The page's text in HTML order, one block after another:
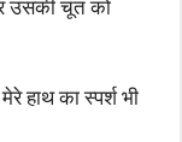
उसकी चूत को
हाथ का स्पर्श भी